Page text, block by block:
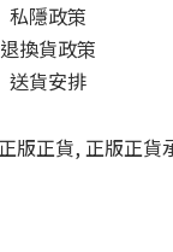
私隱政策
退換貨政策
送貨安排